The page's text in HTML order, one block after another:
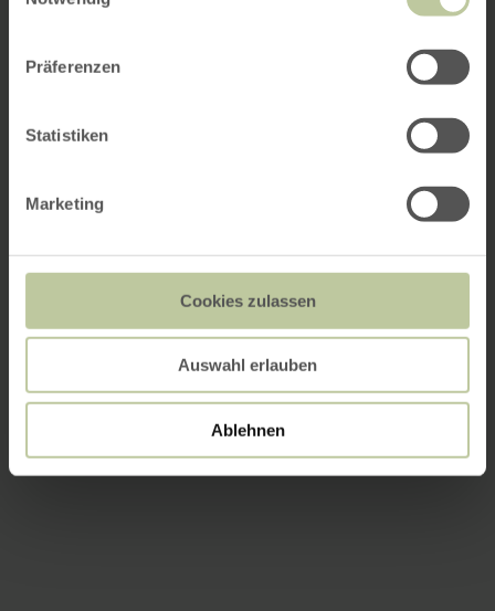
Präferenzen
Statistiken
Marketing
Cookies zulassen
Auswahl erlauben
Ablehnen